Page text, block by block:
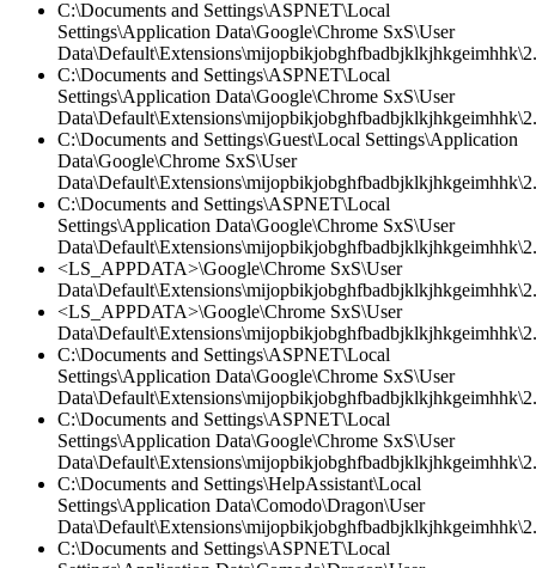
C:\Documents and Settings\ASPNET\Local
Settings\Application Data\Google\Chrome SxS\User
C:\Documents and Settings\ASPNET\Local
Settings\Application Data\Google\Chrome SxS\User
C:\Documents and Settings\Guest\Local Settings\Application
Data\Google\Chrome SxS\User
C:\Documents and Settings\ASPNET\Local
Settings\Application Data\Google\Chrome SxS\User
<LS_APPDATA>\Google\Chrome SxS\User
<LS_APPDATA>\Google\Chrome SxS\User
C:\Documents and Settings\ASPNET\Local
Settings\Application Data\Google\Chrome SxS\User
C:\Documents and Settings\ASPNET\Local
Settings\Application Data\Google\Chrome SxS\User
C:\Documents and Settings\HelpAssistant\Local
Settings\Application Data\Comodo\Dragon\User
C:\Documents and Settings\ASPNET\Local